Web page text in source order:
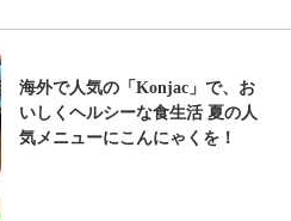
海外で人気の「Konjac」で、お
いしくヘルシーな食生活 夏の人
気メニューにこんにゃくを！